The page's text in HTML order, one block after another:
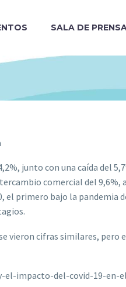
SALA DE
junto con una caída del
comercial del 9,6%,
el primero bajo la pandemia
vieron cifras similares, pero
el-impacto-del-covid-19-